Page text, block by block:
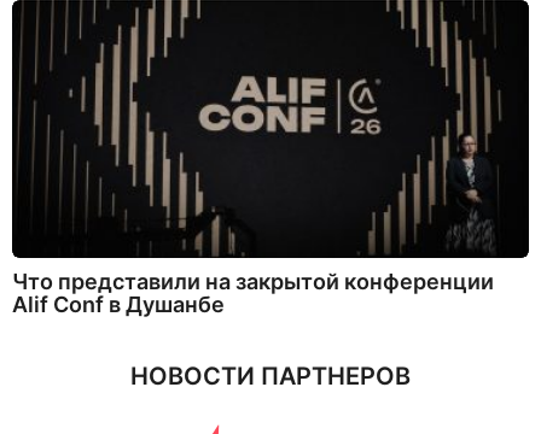
Что представили на закрытой конференции
Alif Conf в Душанбе
НОВОСТИ ПАРТНЕРОВ